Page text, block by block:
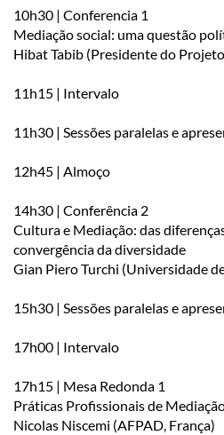
10h30 | Conferencia 1
Mediação social: uma questão
Hibat Tabib (Presidente do
11h15 | Intervalo
11h30 | Sessões paralelas e
12h45 | Almoço
14h30 | Conferência 2
Cultura e Mediação: das
convergência da diversidade
Gian Piero Turchi (Universidade
15h30 | Sessões paralelas e
17h00 | Intervalo
17h15 | Mesa Redonda 1
Práticas Profissionais de
Nicolas Niscemi (AFPAD, França)